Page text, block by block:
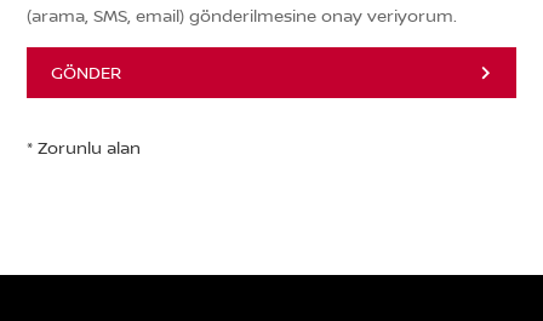
(arama, SMS, email) gönderilmesine onay veriyorum.
GÖNDER